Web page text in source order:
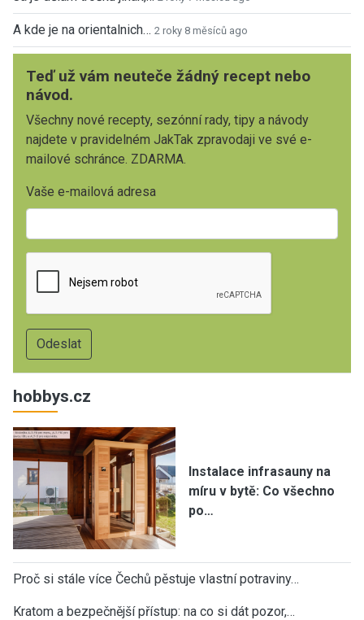
A kde je na orientalnich… 2 roky 8 měsíců ago
Teď už vám neuteče žádný recept nebo
návod.
Všechny nové recepty, sezónní rady, tipy a návody
najdete v pravidelném JakTak zpravodaji ve své e-
mailové schránce. ZDARMA.
Vaše e-mailová adresa
hobbys.cz
Instalace infrasauny na
míru v bytě: Co všechno
po…
Proč si stále více Čechů pěstuje vlastní potraviny…
Kratom a bezpečnější přístup: na co si dát pozor,…